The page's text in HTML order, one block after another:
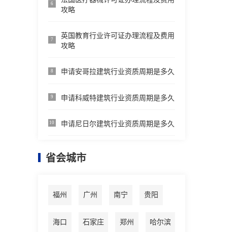
6
攻略
7
英国教育行业许可证办理流程及费用
攻略
8 申请安哥拉建筑行业资质周期是多久
9 申请科威特建筑行业资质周期是多久
10 申请尼日尔建筑行业资质周期是多久
省会城市
福州 广州 南宁 贵阳
海口 石家庄 郑州 哈尔滨